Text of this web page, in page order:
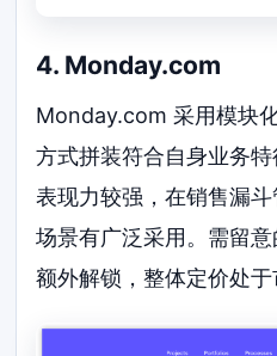
4. Monday.com
Monday.com 采用模块
方式拼装符合自身业务
表现力较强，在销售漏
场景有广泛采用。需留
额外解锁，整体定价处于